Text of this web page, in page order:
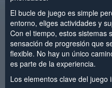
El bucle de juego es simple
entorno, eliges actividades y
Con el tiempo, estos sistemas
sensación de progresión que
flexible. No hay un único
es parte de la experiencia.
Los elementos clave del juego